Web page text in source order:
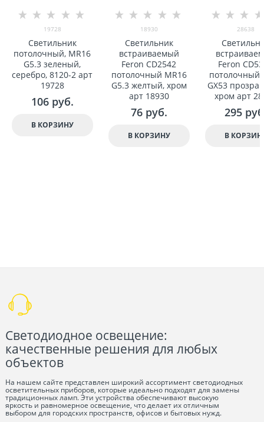
19728
Светильник
потолочный, MR16
G5.3 зеленый,
серебро, 8120-2 арт
19728
106 руб.
В КОРЗИНУ
18930
Светильник
встраиваемый
Feron CD2542
потолочный MR16
G5.3 желтый, хром
арт 18930
76 руб.
В КОРЗИНУ
28638
Feron
потолочный
GX53
хром арт
295
В
Светодиодное освещение:
качественные решения для любых
объектов
На нашем сайте представлен широкий ассортимент светодиодных
осветительных приборов, которые идеально подходят для замены
традиционных ламп. Эти устройства обеспечивают высокую
яркость и равномерное освещение, что делает их отличным
выбором для городских пространств, офисов и бытовых нужд.